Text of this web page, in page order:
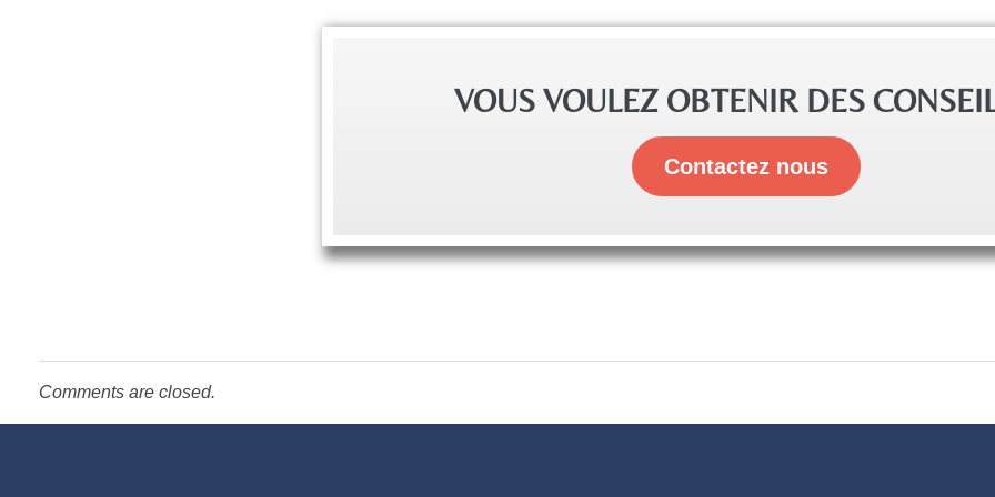
VOUS VOULEZ OBTENIR DES
Contactez nous
Comments are closed.